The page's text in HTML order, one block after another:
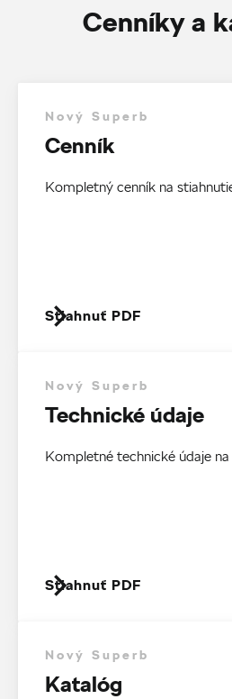
Cenníky a
Nový Superb
Cenník
Kompletný cenník na
Stiahnuť PDF
Nový Superb
Technické údaje
Kompletné technické údaje
Stiahnuť PDF
Nový Superb
Katalóg